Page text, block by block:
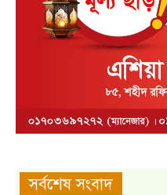
সর্বশেষ সংবাদ